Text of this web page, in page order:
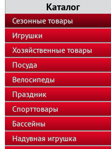
Каталог
Сезонные товары
Игрушки
Хозяйственные товары
Посуда
Велосипеды
Праздник
Спорттовары
Бассейны
Надувная игрушка